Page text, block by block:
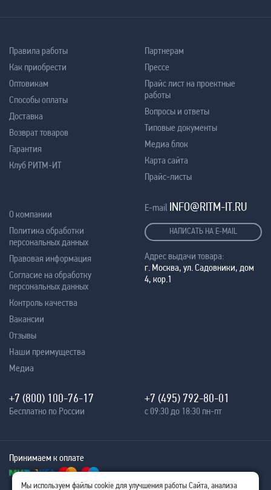
Правила работы
Как приобрести
Оптовикам
Способы оплаты
Доставка
Возврат товаров
Гарантия
Клуб РИТМ-ИТ
Партнерам
Прессе
Прайс лист на проектные
работы
Вопросы и ответы
Типовые документы
Медиа блок
Карта сайта
Прайс-листы
О компании
Политика обработки
персональных данных
Правовая информация
Согласие на обработку
персональных данных
Контроль качества
Вакансии
Отзывы
Наши преимущества
Медиа
E-mail INFO@RITM-IT.RU
НАПИСАТЬ НА E-MAIL
Адрес выдачи товара:
г. Москва, ул. Садовники, дом
4, кор.1
+7 (800) 100-76-17
Бесплатно по России
+7 (495) 792-80-01
с 09:30 до 18:30 пн-пт
Принимаем к оплате
Мы используем файлы cookie для улучшения работы Сайта, анализа